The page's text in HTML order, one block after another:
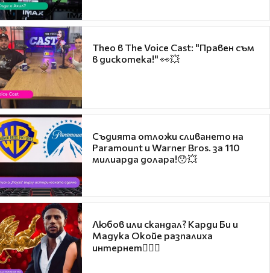
Theo в The Voice Cast: "Правен съм
в дискотека!" 👀💥
Съдията отложи сливането на
Paramount и Warner Bros. за 110
милиарда долара!😯💥
Любов или скандал? Карди Би и
Мадука Окойе разпалиха
интернет❤️‍🔥🔥